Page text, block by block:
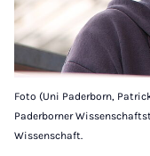
Foto (Uni Paderborn,
Paderborner
Wissenschaft.